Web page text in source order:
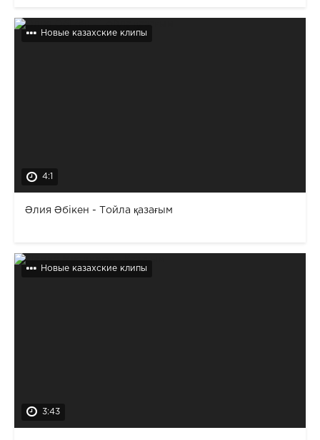
Новые казахские клипы
4:1
Әлия Әбікен - Тойла қазағым
Новые казахские клипы
3:43